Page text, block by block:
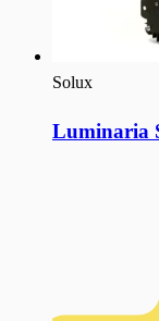
Solux
Luminaria